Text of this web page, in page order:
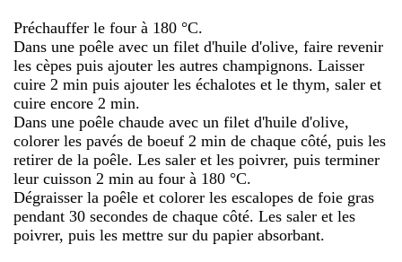
Préchauffer le four à 180 °C.
Dans une poêle avec un filet d'huile d'olive, faire revenir
les cèpes puis ajouter les autres champignons. Laisser
cuire 2 min puis ajouter les échalotes et le thym, saler et
cuire encore 2 min.
Dans une poêle chaude avec un filet d'huile d'olive,
colorer les pavés de boeuf 2 min de chaque côté, puis les
retirer de la poêle. Les saler et les poivrer, puis terminer
leur cuisson 2 min au four à 180 °C.
Dégraisser la poêle et colorer les escalopes de foie gras
pendant 30 secondes de chaque côté. Les saler et les
poivrer, puis les mettre sur du papier absorbant.